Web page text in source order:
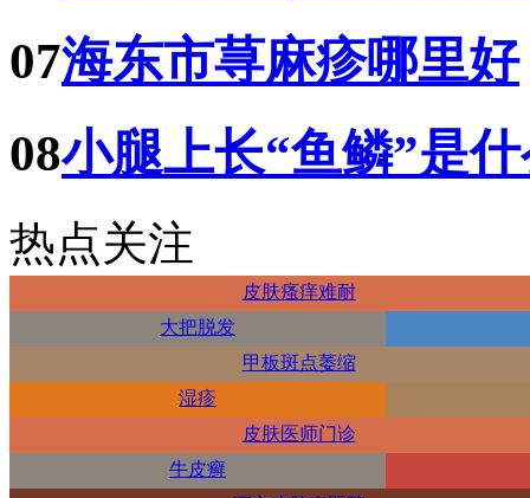
07海东市荨麻疹哪里好
08小腿上长“鱼鳞”是
热点关注
皮肤瘙痒难耐
大把脱发
甲板斑点萎缩
湿疹
皮肤医师门诊
牛皮癣